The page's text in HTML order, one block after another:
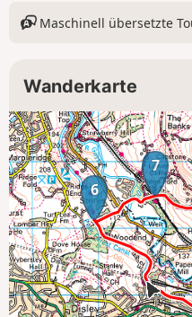
Maschinell übersetzte
Wanderkarte
6
7